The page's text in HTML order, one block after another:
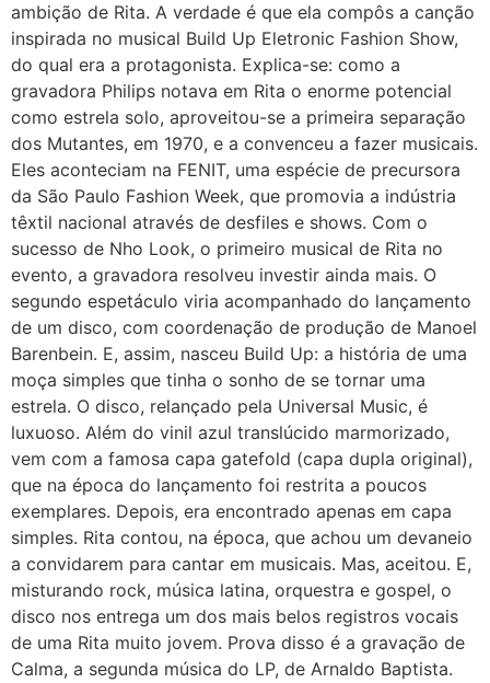
ambição de Rita. A verdade é que ela compôs a canção
inspirada no musical Build Up Eletronic Fashion Show,
do qual era a protagonista. Explica-se: como a
gravadora Philips notava em Rita o enorme potencial
como estrela solo, aproveitou-se a primeira separação
dos Mutantes, em 1970, e a convenceu a fazer musicais.
Eles aconteciam na FENIT, uma espécie de precursora
da São Paulo Fashion Week, que promovia a indústria
têxtil nacional através de desfiles e shows. Com o
sucesso de Nho Look, o primeiro musical de Rita no
evento, a gravadora resolveu investir ainda mais. O
segundo espetáculo viria acompanhado do lançamento
de um disco, com coordenação de produção de Manoel
Barenbein. E, assim, nasceu Build Up: a história de uma
moça simples que tinha o sonho de se tornar uma
estrela. O disco, relançado pela Universal Music, é
luxuoso. Além do vinil azul translúcido marmorizado,
vem com a famosa capa gatefold (capa dupla original),
que na época do lançamento foi restrita a poucos
exemplares. Depois, era encontrado apenas em capa
simples. Rita contou, na época, que achou um devaneio
a convidarem para cantar em musicais. Mas, aceitou. E,
misturando rock, música latina, orquestra e gospel, o
disco nos entrega um dos mais belos registros vocais
de uma Rita muito jovem. Prova disso é a gravação de
Calma, a segunda música do LP, de Arnaldo Baptista.